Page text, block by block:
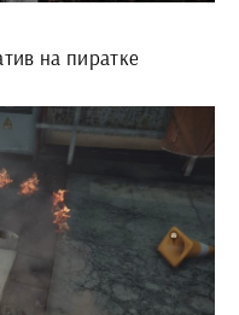
на пиратке